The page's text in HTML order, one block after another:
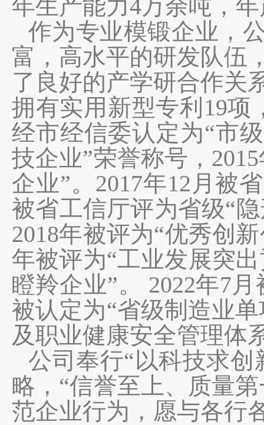
年生产能力4万余吨，
作为专业模锻企业，
富，高水平的研发队伍
了良好的产学研合作关
拥有实用新型专利 19项
经市经信委认定为“市
技企业”荣誉称号， 2015
企业”。 2017年12 月被
被省工信厅评为省级“
2018年被评为“优秀创
年被评为“工业发展突
瞪羚企业”。 2022年7
被认定为“省级制造业
及职业健康安全管理体
公司奉行“以科技求
略 ， “信誉至上、质量
范企业行为，愿与各行